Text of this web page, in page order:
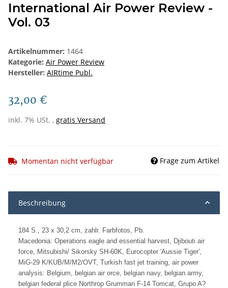
International Air Power Review -
Vol. 03
Artikelnummer: 1464
Kategorie: Air Power Review
Hersteller: AIRtime Publ.
32,00 €
inkl. 7% USt. , gratis Versand
Momentan nicht verfügbar Frage zum Artikel
Beschreibung
184 S., 23 x 30,2 cm, zahlr. Farbfotos, Pb.
Macedonia: Operations eagle and essential harvest, Djibouti air
force, Mitsubishi/ Sikorsky SH-60K, Eurocopter 'Aussie Tiger',
MiG-29 K/KUB/M/M2/OVT, Turkish fast jet training, air power
analysis: Belgium, belgian air orce, belgian navy, belgian army,
belgian federal plice Northrop Grumman F-14 Tomcat, Grupo A?